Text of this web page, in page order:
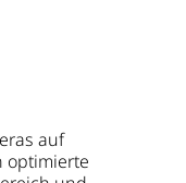
auf
optimierte